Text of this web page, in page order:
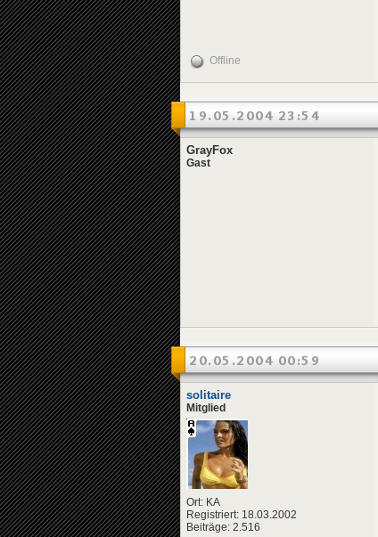
Offline
19.05.2004 23:54
GrayFox
Gast
20.05.2004 00:59
solitaire
Mitglied
Ort: KA
Registriert: 18.03.2002
Beiträge: 2.516